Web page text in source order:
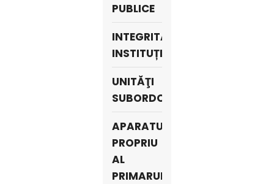
PUBLICE
INTEGRITATE
INSTITUȚIONALĂ
UNITĂŢI
SUBORDONATE
APARATUL
PROPRIU
AL
PRIMARULUI